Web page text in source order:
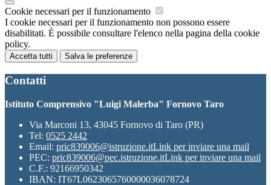
Cookie necessari per il funzionamento
I cookie necessari per il funzionamento non possono essere
disabilitati. È possibile consultare l'elenco nella pagina della cookie
policy.
Accetta tutti Salva le preferenze
Contatti
Istituto Comprensivo "Luigi Malerba" Fornovo Taro
Via Marconi 13, 43045 Fornovo di Taro (PR)
Tel: 0525 2442
Email: pric839006@istruzione.itLink per inviare una mail
PEC: pric839006@pec.istruzione.itLink per inviare una mail
C.F.: 92166950342
IBAN: IT67L0623065760000036078724